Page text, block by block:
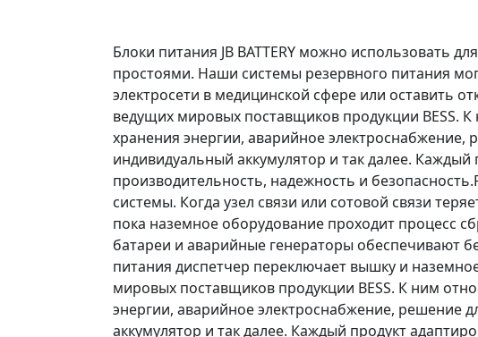
Блоки питания JB BATTERY можно использовать
простоями. Наши системы резервного питания
электросети в медицинской сфере или оставить
ведущих мировых поставщиков продукции BESS.
хранения энергии, аварийное
индивидуальный аккумулятор и так далее.
производительность, надежность и
системы. Когда узел связи или сотовой связи
пока наземное оборудование проходит процесс
батареи и аварийные генераторы обеспечивают
питания диспетчер переключает вышку и
мировых поставщиков продукции BESS. К ним
энергии, аварийное электроснабжение, решение
аккумулятор и так далее. Каждый продукт